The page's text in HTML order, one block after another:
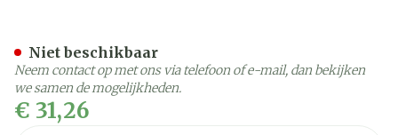
€ 31,26
Niet beschikbaar
Neem contact op met ons via telefoon of e-mail, dan bekijken
we samen de mogelijkheden.